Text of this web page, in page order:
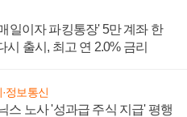
일이자 파킹통장' 5만 계좌 한
시 출시, 최고 연 2.0% 금리
정보통신
스 노사 '성과급 주식 지급' 평행